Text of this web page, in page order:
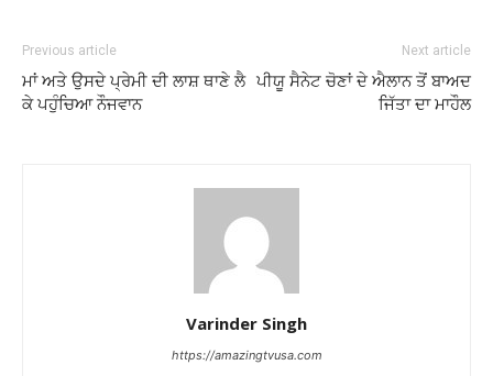
Previous article
ਮਾਂ ਅਤੇ ਉਸਦੇ ਪ੍ਰੇਮੀ ਦੀ ਲਾਸ਼ ਥਾਣੇ ਲੈ
ਕੇ ਪਹੁੰਚਿਆ ਨੌਜਵਾਨ
Next article
ਪੀਯੂ ਸੈਨੇਟ ਚੋਣਾਂ ਦੇ ਐਲਾਨ ਤੋਂ ਬਾਅਦ
ਜਿੱਤਾ ਦਾ ਮਾਹੌਲ
Varinder Singh
https://amazingtvusa.com